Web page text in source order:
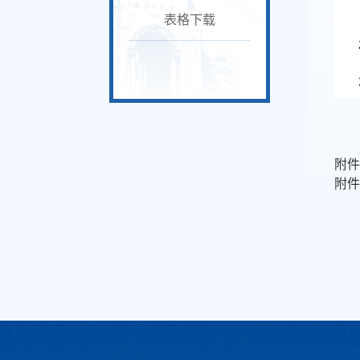
表格下载
附
附